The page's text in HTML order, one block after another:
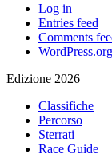
Log in
Entries feed
Comments
WordPress.org
Edizione 2026
Classifiche
Percorso
Sterrati
Race Guide